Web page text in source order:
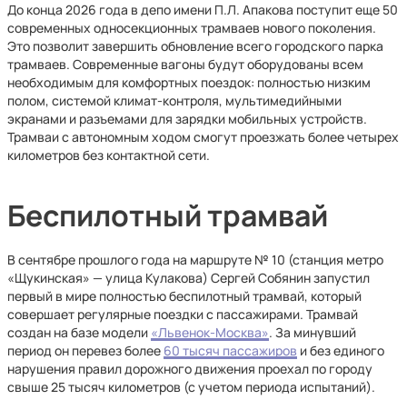
До конца 2026 года в депо имени П.Л. Апакова поступит еще 50
современных односекционных трамваев нового поколения.
Это позволит завершить обновление всего городского парка
трамваев. Современные вагоны будут оборудованы всем
необходимым для комфортных поездок: полностью низким
полом, системой климат-контроля, мультимедийными
экранами и разъемами для зарядки мобильных устройств.
Трамваи с автономным ходом смогут проезжать более четырех
километров без контактной сети.
Беспилотный трамвай
В сентябре прошлого года на маршруте № 10 (станция метро
«Щукинская» — улица Кулакова) Сергей Собянин запустил
первый в мире полностью беспилотный трамвай, который
совершает регулярные поездки с пассажирами. Трамвай
создан на базе модели «Львенок-Москва». За минувший
период он перевез более 60 тысяч пассажиров и без единого
нарушения правил дорожного движения проехал по городу
свыше 25 тысяч километров (с учетом периода испытаний).